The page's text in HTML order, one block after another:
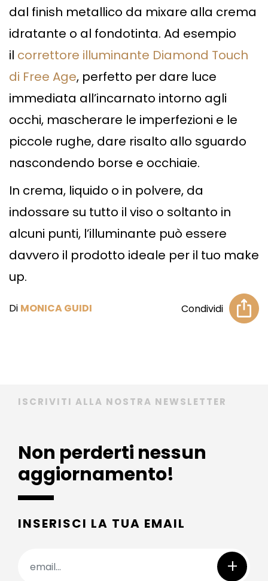
dal finish metallico da mixare alla crema
idratante o al fondotinta. Ad esempio
il correttore illuminante Diamond Touch
di Free Age, perfetto per dare luce
immediata all’incarnato intorno agli
occhi, mascherare le imperfezioni e le
piccole rughe, dare risalto allo sguardo
nascondendo borse e occhiaie.
In crema, liquido o in polvere, da
indossare su tutto il viso o soltanto in
alcuni punti, l’illuminante può essere
davvero il prodotto ideale per il tuo make
up.
Di MONICA GUIDI Condividi
ISCRIVITI ALLA NOSTRA NEWSLETTER
Non perderti nessun
aggiornamento!
INSERISCI LA TUA EMAIL
+